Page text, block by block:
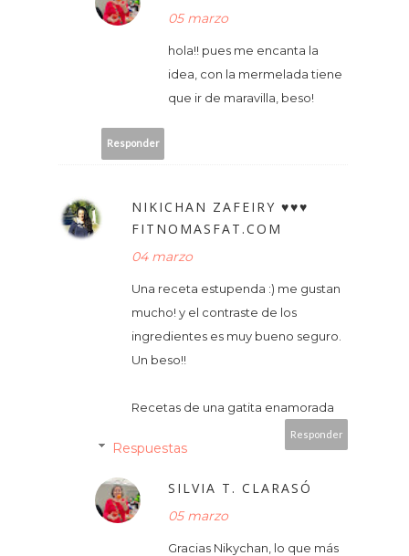
05 marzo
hola!! pues me encanta la
idea, con la mermelada tiene
que ir de maravilla, beso!
Responder
NIKICHAN ZAFEIRY ♥♥♥
FITNOMASFAT.COM
04 marzo
Una receta estupenda :) me gustan
mucho! y el contraste de los
ingredientes es muy bueno seguro.
Un beso!!
Recetas de una gatita enamorada
Responder
Respuestas
SILVIA T. CLARASÓ
05 marzo
Gracias Nikychan, lo que más